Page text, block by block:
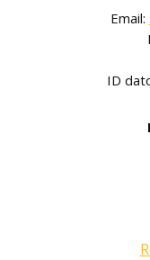
Email:
ID